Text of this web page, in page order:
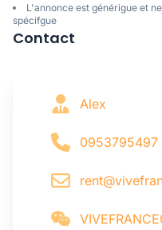
L'annonce est générigue et
spécifgue
Contact
Alex
0953795497